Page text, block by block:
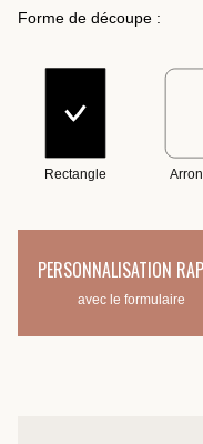
Forme de découpe :
Rectangle
PERSONNALISATION
avec le formulaire